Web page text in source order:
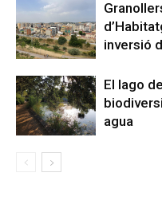
inversió
El lago
agua